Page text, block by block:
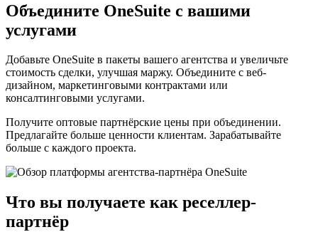
Объедините OneSuite с вашими
услугами
Добавьте OneSuite в пакеты вашего агентства и увеличьте
стоимость сделки, улучшая маржу. Объедините с веб-
дизайном, маркетинговыми контрактами или
консалтинговыми услугами.
Получите оптовые партнёрские цены при объединении.
Предлагайте больше ценности клиентам. Зарабатывайте
больше с каждого проекта.
Что вы получаете как реселлер-
партнёр